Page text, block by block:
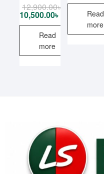
12,900.00৳ Original
12,900.00৳ .
10,500.00৳
Current
10,500.00৳ .
Read
more
Read
more